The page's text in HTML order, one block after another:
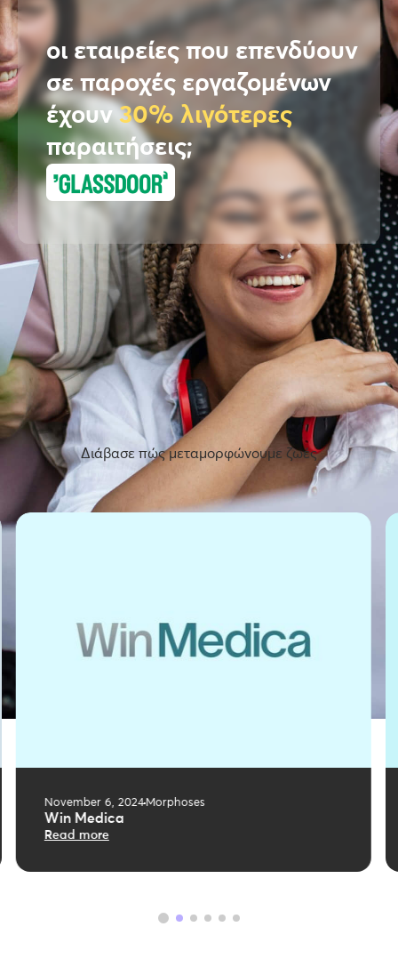
οι εταιρείες που επενδύουν
σε παροχές εργαζομένων
έχουν 30% λιγότερες
παραιτήσεις;
Διάβασε πώς μεταμορφώνουμε ζωές
November 6, 2024Morphoses
Vivartia
Read more